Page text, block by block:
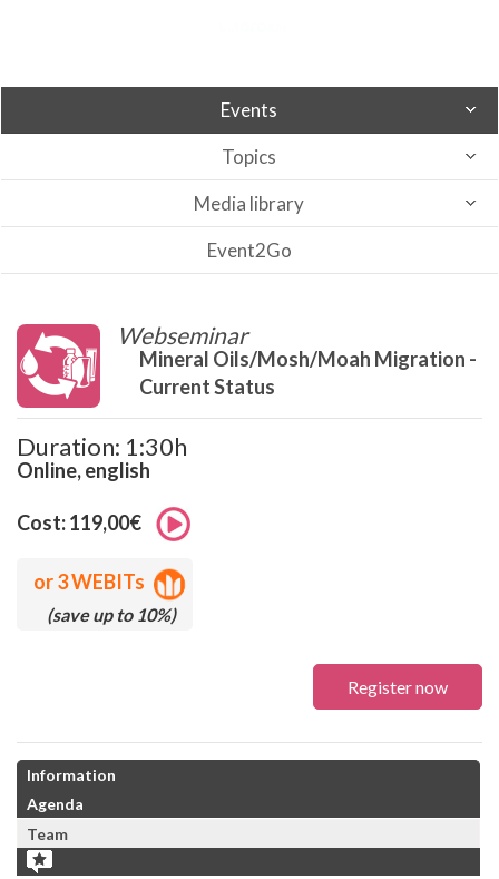
Events
Topics
Media library
Event2Go
Webseminar
Mineral Oils/Mosh/Moah Migration -
Current Status
Duration: 1:30h
Online, english
Cost: 119,00€
or3 WEBITs
(save up to 10%)
Register now
Information
Agenda
Team